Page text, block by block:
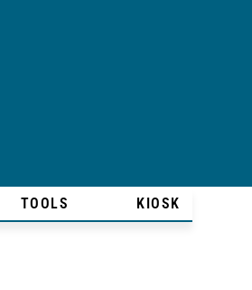
TOOLS KIOSK